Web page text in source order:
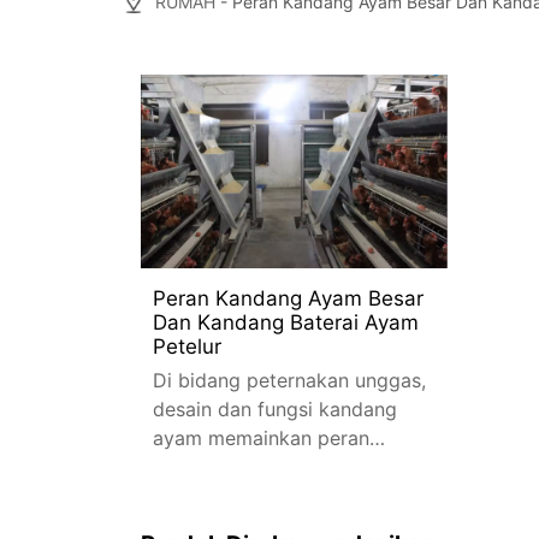
Peran Kandang Ayam Besar
Dan Kandang Baterai Ayam
Petelur
Di bidang peternakan unggas,
desain dan fungsi kandang
ayam memainkan peran